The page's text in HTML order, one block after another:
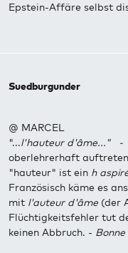
Epstein-Affäre selbst
Suedburgunder
@ MARCEL
"...l'hauteur d'âme..." -
oberlehrerhaft
"hauteur" ist ein h
Französisch käme es
mit l'auteur d'âme (der
Flüchtigkeitsfehler tut
keinen Abbruch. -